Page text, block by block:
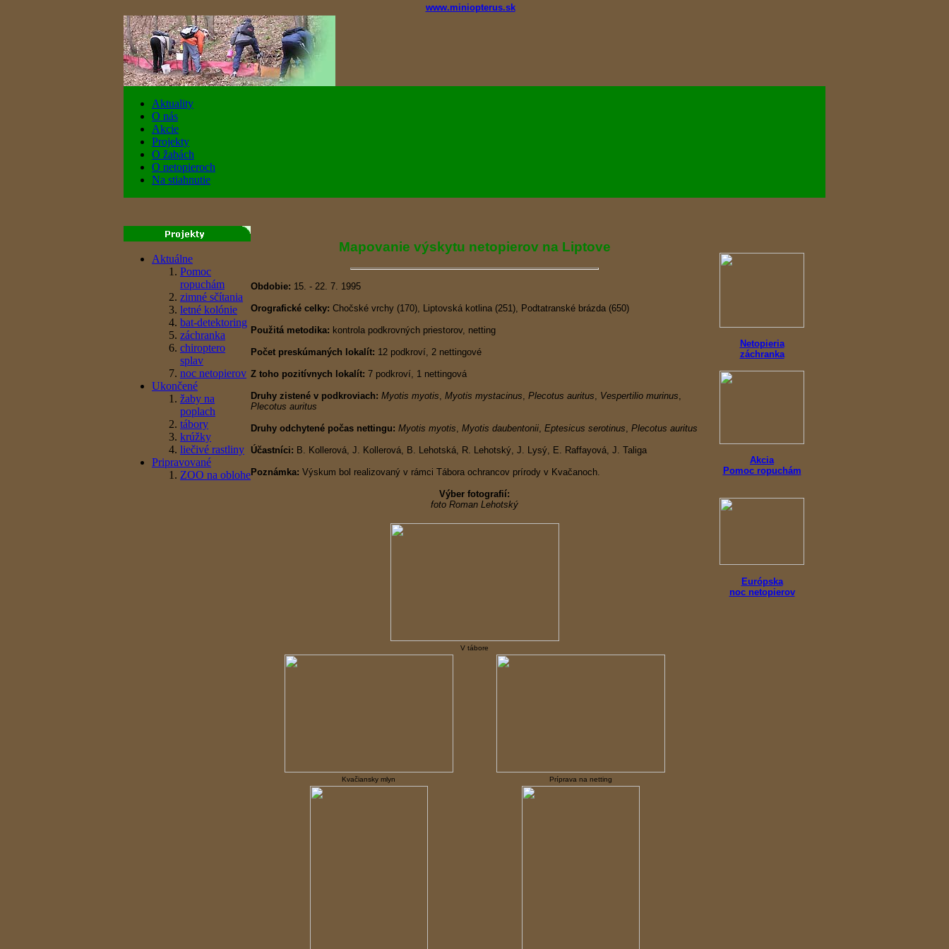
www.miniopterus.sk
Aktuality
O nás
Akcie
Projekty
O žabách
O netopieroch
Na stiahnutie
Aktuálne
Pomoc
ropuchám
zimné sčítania
letné kolónie
bat-detektoring
záchranka
chiroptero
splav
noc netopierov
Ukončené
žaby na
poplach
tábory
krúžky
liečivé rastliny
Pripravované
ZOO na oblohe
Mapovanie výskytu netopierov na Liptove
Obdobie: 15. - 22. 7. 1995
Orografické celky: Chočské vrchy (170), Liptovská kotlina (251), Podtatranské brázda (650)
Použitá metodika: kontrola podkrovných priestorov, netting
Počet preskúmaných lokalít: 12 podkroví, 2 nettingové
Z toho pozitívnych lokalít: 7 podkroví, 1 nettingová
Druhy zistené v podkroviach: Myotis myotis, Myotis mystacinus, Plecotus auritus, Vespertilio murinus,
Plecotus auritus
Druhy odchytené počas nettingu: Myotis myotis, Myotis daubentonii, Eptesicus serotinus, Plecotus auritus
Účastníci: B. Kollerová, J. Kollerová, B. Lehotská, R. Lehotský, J. Lysý, E. Raffayová, J. Taliga
Poznámka: Výskum bol realizovaný v rámci Tábora ochrancov prírody v Kvačanoch.
Výber fotografií:
foto Roman Lehotský
V tábore
Kvačiansky mlyn Príprava na netting
Netopieria
záchranka
Akcia
Pomoc ropuchám
Európska
noc netopierov